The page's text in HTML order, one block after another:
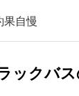
果自慢
ックバ